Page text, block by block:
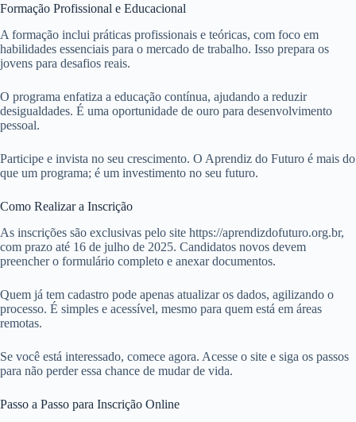
Formação Profissional e Educacional
A formação inclui práticas profissionais e teóricas, com foco em
habilidades essenciais para o mercado de trabalho. Isso prepara os
jovens para desafios reais.
O programa enfatiza a educação contínua, ajudando a reduzir
desigualdades. É uma oportunidade de ouro para desenvolvimento
pessoal.
Participe e invista no seu crescimento. O Aprendiz do Futuro é mais do
que um programa; é um investimento no seu futuro.
Como Realizar a Inscrição
As inscrições são exclusivas pelo site https://aprendizdofuturo.org.br,
com prazo até 16 de julho de 2025. Candidatos novos devem
preencher o formulário completo e anexar documentos.
Quem já tem cadastro pode apenas atualizar os dados, agilizando o
processo. É simples e acessível, mesmo para quem está em áreas
remotas.
Se você está interessado, comece agora. Acesse o site e siga os passos
para não perder essa chance de mudar de vida.
Passo a Passo para Inscrição Online